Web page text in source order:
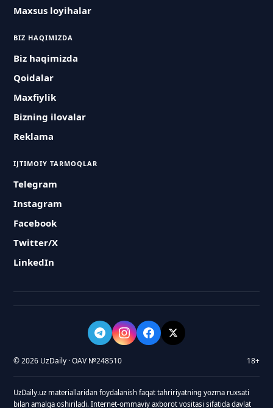
Maxsus loyihalar
BIZ HAQIMIZDA
Biz haqimizda
Qoidalar
Maxfiylik
Bizning ilovalar
Reklama
IJTIMOIY TARMOQLAR
Telegram
Instagram
Facebook
Twitter/X
LinkedIn
© 2026 UzDaily · OAV №248510 18+
UzDaily.uz materiallaridan foydalanish faqat tahririyatning yozma ruxsati
bilan amalga oshiriladi. Internet-ommaviy axborot vositasi sifatida davlat